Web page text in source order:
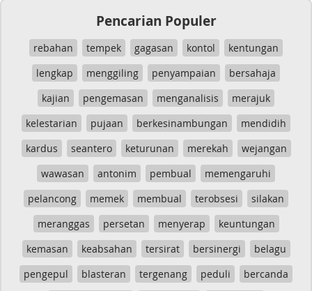
Pencarian Populer
rebahan tempek gagasan kontol
kentungan
lengkap
menggiling penyampaian
bersahaja
kajian
pengemasan menganalisis
merajuk
kelestarian
pujaan berkesinambungan
mendidih
kardus
seantero keturunan merekah
wejangan
wawasan
antonim pembual
memengaruhi
pelancong
memek membual terobsesi
silakan
meranggas
persetan menyerap
keuntungan
kemasan
keabsahan tersirat bersinergi
belagu
pengepul
blasteran tergenang peduli
bercanda